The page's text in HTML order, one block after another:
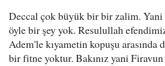
Deccal çok büyük bir bir zalim. Yani
öyle bir şey yok. Resulullah
Adem'le kıyametin kopuşu arasında
bir fitne yoktur. Bakınız yani